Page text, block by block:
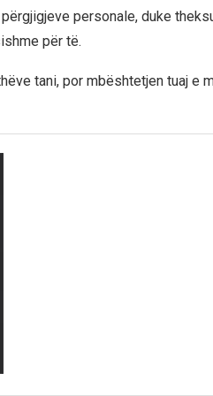
personale, duke
për të.
tani, por mbështetjen tuaj e